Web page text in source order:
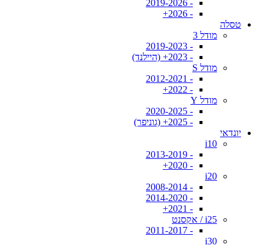
- 2019-2026
- 2026+
טסלה
מודל 3
- 2019-2023
- 2023+ (היילנד)
מודל S
- 2012-2021
- 2022+
מודל Y
- 2020-2025
- 2025+ (גוניפר)
יונדאי
i10
- 2013-2019
- 2020+
i20
- 2008-2014
- 2014-2020
- 2021+
i25 / אקסנט
- 2011-2017
i30